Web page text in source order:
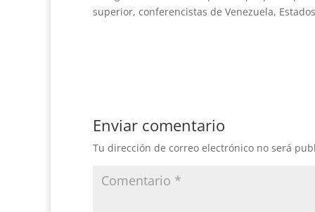
superior, conferencistas de Venezuela,
Enviar comentario
Tu dirección de correo electrónico no será